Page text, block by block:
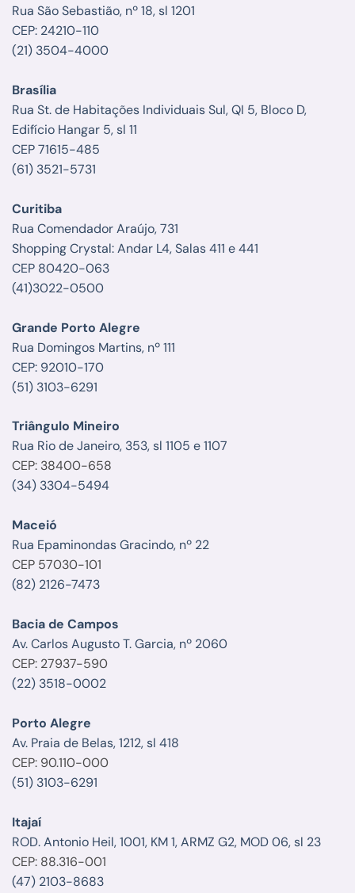
Rua São Sebastião, nº 18, sl 1201
CEP: 24210-110
(21) 3504-4000
Brasília
Rua St. de Habitações Individuais Sul, QI 5, Bloco D,
Edifício Hangar 5, sl 11
CEP 71615-485
(61) 3521-5731
Curitiba
Rua Comendador Araújo, 731
Shopping Crystal: Andar L4, Salas 411 e 441
CEP 80420-063
(41)3022-0500
Grande Porto Alegre
Rua Domingos Martins, nº 111
CEP: 92010-170
(51) 3103-6291
Triângulo Mineiro
Rua Rio de Janeiro, 353, sl 1105 e 1107
CEP: 38400-658
(34) 3304-5494
Maceió
Rua Epaminondas Gracindo, nº 22
CEP 57030-101
(82) 2126-7473
Bacia de Campos
Av. Carlos Augusto T. Garcia, nº 2060
CEP: 27937-590
(22) 3518-0002
Porto Alegre
Av. Praia de Belas, 1212, sl 418
CEP: 90.110-000
(51) 3103-6291
Itajaí
ROD. Antonio Heil, 1001, KM 1, ARMZ G2, MOD 06, sl 23
CEP: 88.316-001
(47) 2103-8683